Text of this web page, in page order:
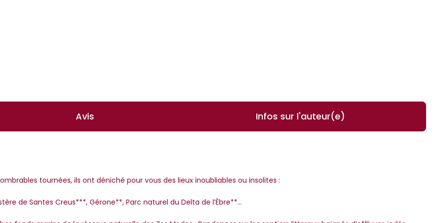
Avis Infos sur l'auteur(e)
tournées, ils ont déniché pour vous des lieux inoubliables ou insolites :
de Santes Creus***, Gérone**, Parc naturel du Delta de l’Èbre**...